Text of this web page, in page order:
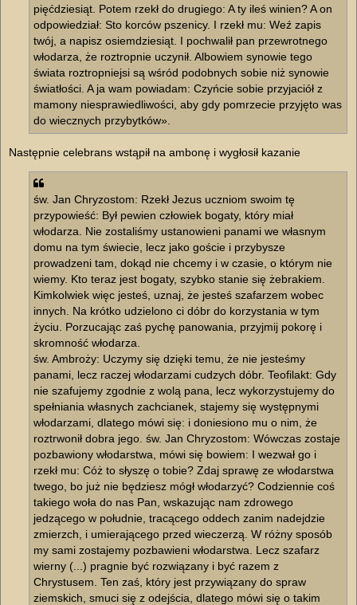
pięćdziesiąt. Potem rzekł do drugiego: A ty ileś winien? A on
odpowiedział: Sto korców pszenicy. I rzekł mu: Weź zapis
twój, a napisz osiemdziesiąt. I pochwalił pan przewrotnego
włodarza, że roztropnie uczynił. Albowiem synowie tego
świata roztropniejsi są wśród podobnych sobie niż synowie
światłości. A ja wam powiadam: Czyńcie sobie przyjaciół z
mamony niesprawiedliwości, aby gdy pomrzecie przyjęto was
do wiecznych przybytków».
Następnie celebrans wstąpił na ambonę i wygłosił kazanie
św. Jan Chryzostom: Rzekł Jezus uczniom swoim tę
przypowieść: Był pewien człowiek bogaty, który miał
włodarza. Nie zostaliśmy ustanowieni panami we własnym
domu na tym świecie, lecz jako goście i przybysze
prowadzeni tam, dokąd nie chcemy i w czasie, o którym nie
wiemy. Kto teraz jest bogaty, szybko stanie się żebrakiem.
Kimkolwiek więc jesteś, uznaj, że jesteś szafarzem wobec
innych. Na krótko udzielono ci dóbr do korzystania w tym
życiu. Porzucając zaś pychę panowania, przyjmij pokorę i
skromność włodarza.
św. Ambroży: Uczymy się dzięki temu, że nie jesteśmy
panami, lecz raczej włodarzami cudzych dóbr. Teofilakt: Gdy
nie szafujemy zgodnie z wolą pana, lecz wykorzystujemy do
spełniania własnych zachcianek, stajemy się występnymi
włodarzami, dlatego mówi się: i doniesiono mu o nim, że
roztrwonił dobra jego. św. Jan Chryzostom: Wówczas zostaje
pozbawiony włodarstwa, mówi się bowiem: I wezwał go i
rzekł mu: Cóż to słyszę o tobie? Zdaj sprawę ze włodarstwa
twego, bo już nie będziesz mógł włodarzyć? Codziennie coś
takiego woła do nas Pan, wskazując nam zdrowego
jedzącego w południe, tracącego oddech zanim nadejdzie
zmierzch, i umierającego przed wieczerzą. W różny sposób
my sami zostajemy pozbawieni włodarstwa. Lecz szafarz
wierny (...) pragnie być rozwiązany i być razem z
Chrystusem. Ten zaś, który jest przywiązany do spraw
ziemskich, smuci się z odejścia, dlatego mówi się o takim